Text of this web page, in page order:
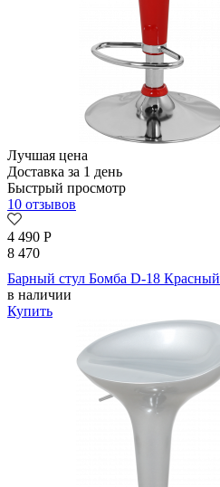
Лучшая цена
Доставка за 1 день
Быстрый просмотр
10 отзывов
4 490 Р
8 470
Барный стул Бомба D-18 Красный
в наличии
Купить